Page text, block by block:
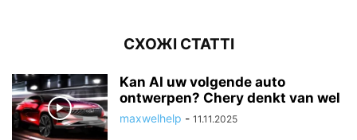
СХОЖІ СТАТТІ
Kan AI uw volgende auto
ontwerpen? Chery denkt van wel
maxwelhelp - 11.11.2025